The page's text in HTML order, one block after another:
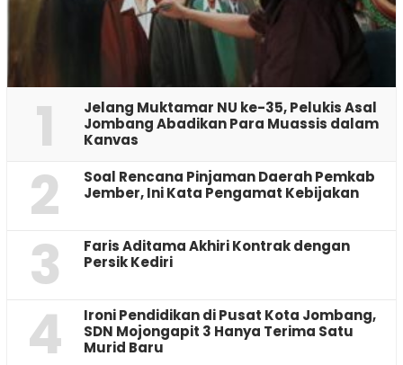
1
Jelang Muktamar NU ke-35, Pelukis Asal
Jombang Abadikan Para Muassis dalam
Kanvas
2
‎Soal Rencana Pinjaman Daerah Pemkab
Jember, Ini Kata Pengamat Kebijakan ‎
3
Faris Aditama Akhiri Kontrak dengan
Persik Kediri
4
Ironi Pendidikan di Pusat Kota Jombang,
SDN Mojongapit 3 Hanya Terima Satu
Murid Baru